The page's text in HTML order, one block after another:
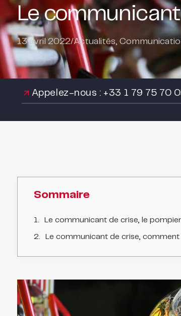
Le
13 avril 2022/Actualités,
Appelez-nous : +33 1 79 75 70
Sommaire
Le communicant de crise, le
Le communicant de crise,